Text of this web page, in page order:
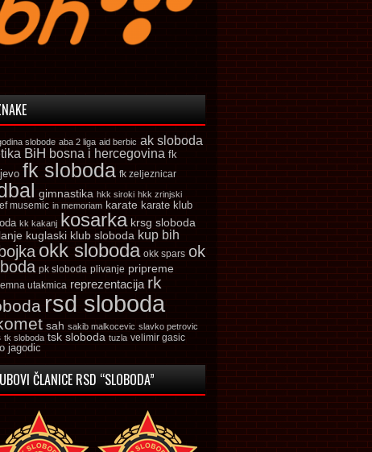
slobode aba 2 liga aid berbic ak sloboda
BiH bosna i hercegovina fk
fk sloboda fk zeljeznicar
gimnastika hkk siroki hkk zrinjski
musemic in memoriam karate karate klub
kk kakanj kosarka krsg sloboda
kuglaski klub sloboda kup bih
okk sloboda okk spars ok
pk sloboda plivanje pripreme
utakmica reprezentacija rk
rsd sloboda
sah sakib malkocevic slavko petrovic
tk sloboda tsk sloboda tuzla velimir gasic
jagodic
ČLANICE RSD “SLOBODA”